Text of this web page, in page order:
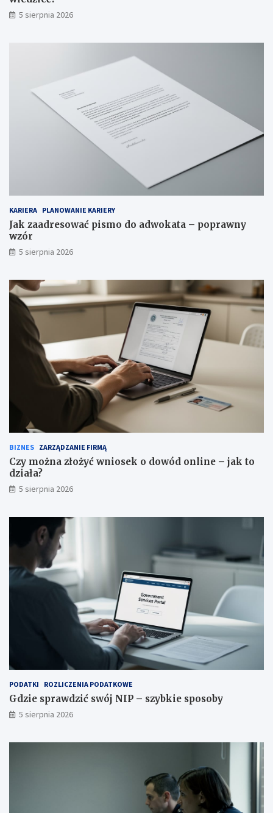
?
e
d 5 sierpnia 2026
KARIERA PLANOWANIE KARIERY
Jak zaadresować pismo do adwokata – poprawny
wzór
5 sierpnia 2026
BIZNES ZARZĄDZANIE FIRMĄ
Czy można złożyć wniosek o dowód online – jak to
działa?
5 sierpnia 2026
PODATKI ROZLICZENIA PODATKOWE
Gdzie sprawdzić swój NIP – szybkie sposoby
5 sierpnia 2026